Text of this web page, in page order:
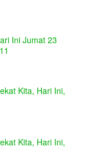
Ini Jumat 23
Kita, Hari Ini,
Kita, Hari Ini,